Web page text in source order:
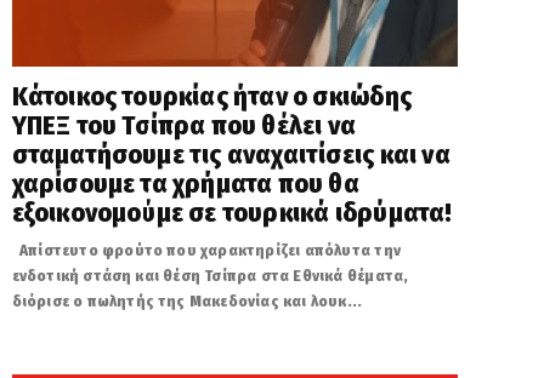
Κάτοικος τουρκίας ήταν ο σκιώδης
ΥΠΕΞ του Τσίπρα που θέλει να
σταματήσουμε τις αναχαιτίσεις και να
χαρίσουμε τα χρήματα που θα
εξοικονομούμε σε τουρκικά ιδρύματα!
Απίστευτο φρούτο που χαρακτηρίζει απόλυτα την
ενδοτική στάση και θέση Τσίπρα στα Εθνικά θέματα,
διόρισε ο πωλητής της Μακεδονίας και λουκ...